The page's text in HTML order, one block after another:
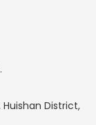
Huishan District,